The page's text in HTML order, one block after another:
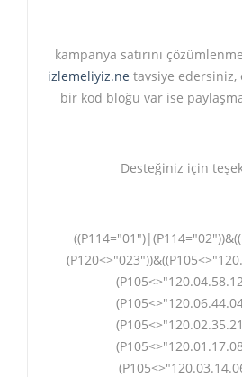
kampanya satırını
izlemeliyiz.ne tavsiye
bir kod bloğu var ise
Desteğiniz için